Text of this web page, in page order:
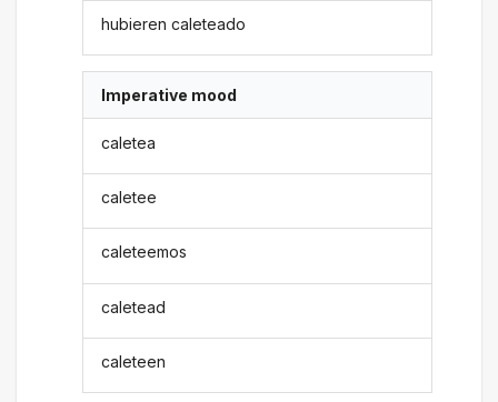
hubieren caleteado
Imperative mood
caletea
caletee
caleteemos
caletead
caleteen